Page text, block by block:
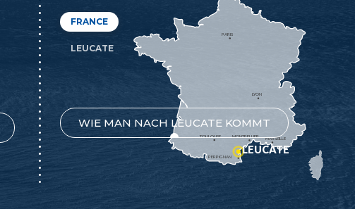
FRANCE
LEUCATE
WIE MAN NACH LEUCATE KOMMT
MONTPELLIER
PERPIGNAN
MARSEILLE
TOULOUSE
LYON
PARIS
LEUCATE